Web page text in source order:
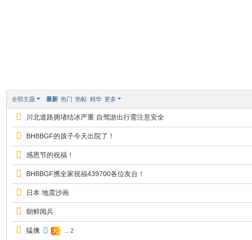
全部主题 最新 热门 热帖 精华 更多
川北道路拥堵结冰严重 自驾游出行需注意安全
BH8BGF的孩子今天出院了！
感恩节的祝福！
BH8BGF携全家祝福439700各位友台！
日本 地震沙画
朝鲜阅兵
猛擒 火 ... 2